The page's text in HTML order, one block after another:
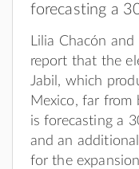
forecasting a
Lilia Chacón
report that the
Jabil, which
Mexico, far from
is forecasting a
and an
for the